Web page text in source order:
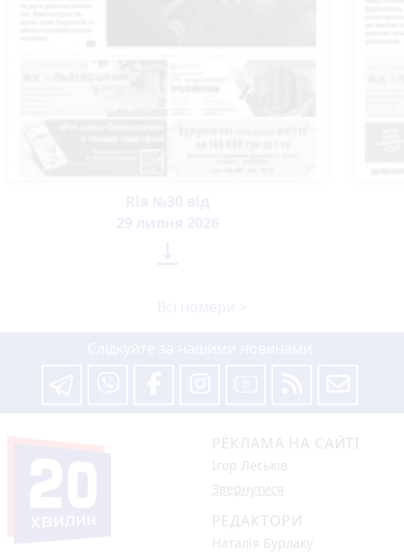
РЕКЛАМА НА САЙТІ
Ігор Леськів
Звернутися
РЕДАКТОРИ
Наталія Бурлаку